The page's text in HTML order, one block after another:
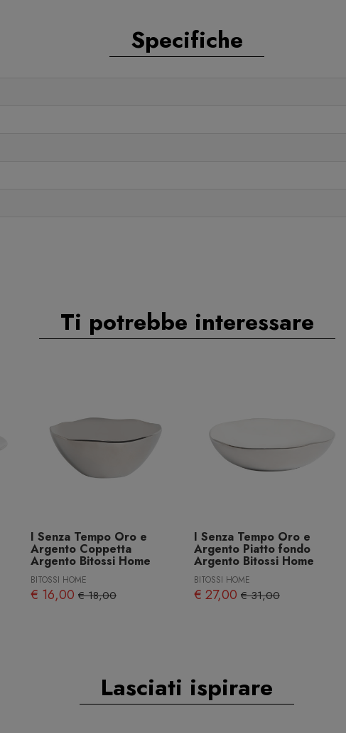
Specifiche
Ti potrebbe interessare
I Senza Tempo Oro e
Argento Coppetta
Argento Bitossi Home
BITOSSI HOME
€ 16,00 € 18,00
I Senza Tempo Oro e
Argento Piatto fondo
Argento Bitossi Home
BITOSSI HOME
€ 27,00 € 31,00
Lasciati ispirare